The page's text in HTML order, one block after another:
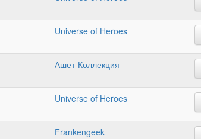
Universe of Heroes
Ашет-Коллекция
Universe of Heroes
Frankengeek